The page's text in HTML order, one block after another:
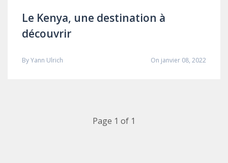
Le Kenya, une destination à
découvrir
ByYann Ulrich On janvier 08, 2022
Page 1 of 1